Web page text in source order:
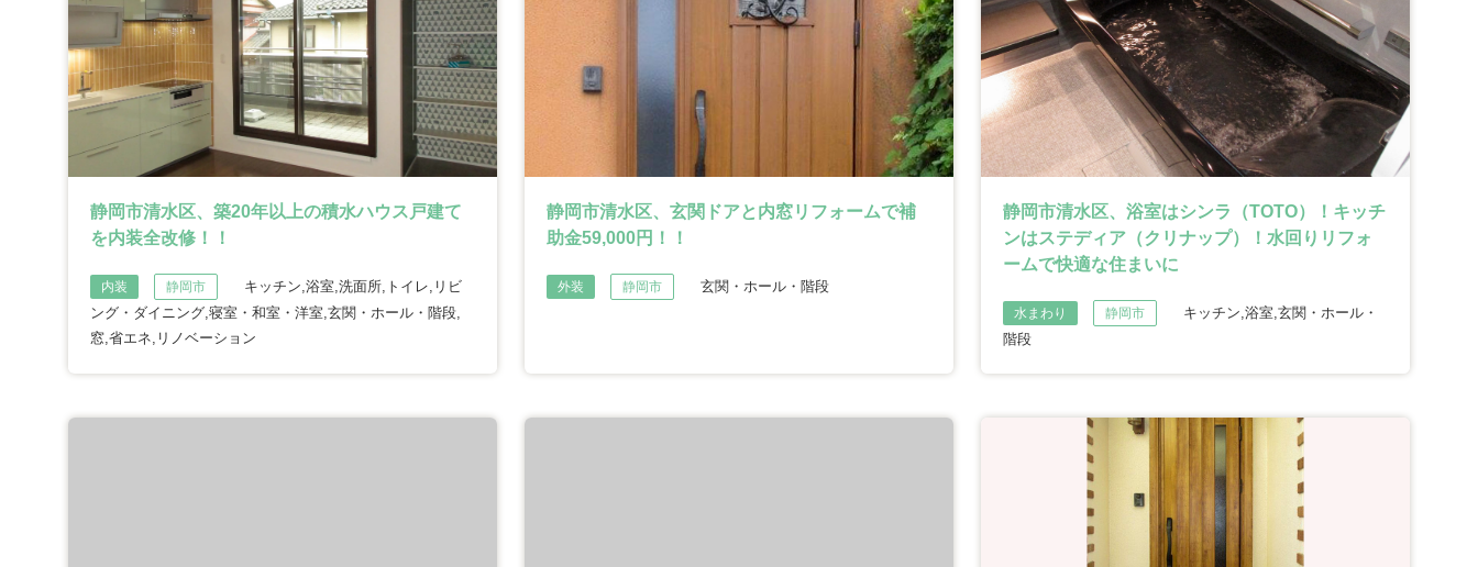
静岡市清水区、築20年以上の積水ハウス戸建て
を内装全改修！！
内装 静岡市
キッチン,浴室,洗面所,トイレ,リビ
ング・ダイニング,寝室・和室・洋室,玄関・ホール・階段,
窓,省エネ,リノベーション
静岡市清水区、玄関ドアと内窓リフォームで補
助金59,000円！！
外装 静岡市 玄関・ホール・階段
静岡市清水区、浴室はシンラ（TOTO）！キッチ
ンはステディア（クリナップ）！水回りリフォ
ームで快適な住まいに
水まわり 静岡市
キッチン,浴室,玄関・ホール・
階段